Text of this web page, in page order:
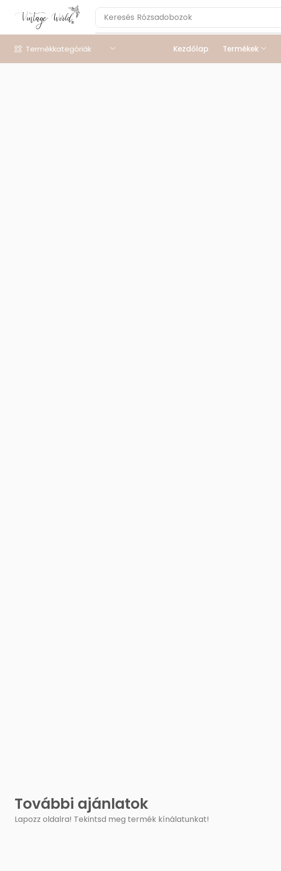
Keresés Rózsadobozok
Termékkategóriák Kezdőlap Termékek
További ajánlatok
Lapozz oldalra! Tekintsd meg termék kínálatunkat!